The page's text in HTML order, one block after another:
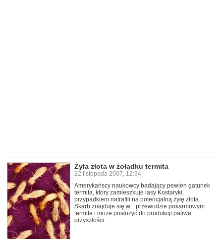
Żyła złota w żołądku termita
22 listopada 2007, 12:34
Amerykańscy naukowcy badający pewien gatunek
termita, który zamieszkuje lasy Kostaryki,
przypadkiem natrafili na potencjalną żyłę złota.
Skarb znajduje się w... przewodzie pokarmowym
termita i może posłużyć do produkcji paliwa
przyszłości.